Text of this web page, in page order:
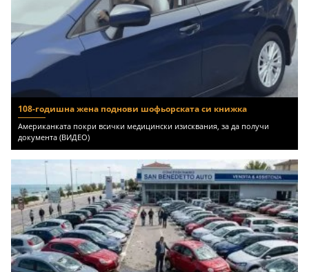
108-годишна жена поднови шофьорската си книжка
Американката покри всички медицински изисквания, за да получи
документа (ВИДЕО)